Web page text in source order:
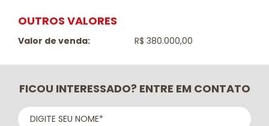
OUTROS VALORES
Valor de venda: R$ 380.000,00
FICOU INTERESSADO? ENTRE EM CONTATO